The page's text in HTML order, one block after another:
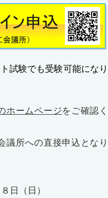
試験でも受験可能になり
ホームページをご確認く
所への直接申込となり
日（日）